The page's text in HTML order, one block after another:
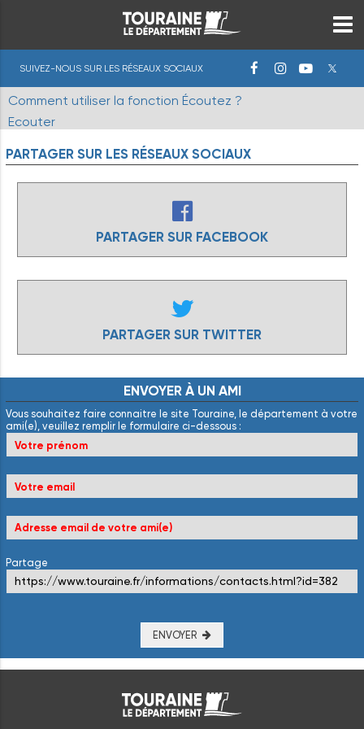
SUIVEZ-NOUS SUR LES RÉSEAUX SOCIAUX
Comment utiliser la fonction Écoutez ?
Ecouter
PARTAGER SUR LES RÉSEAUX SOCIAUX
PARTAGER SUR FACEBOOK
PARTAGER SUR TWITTER
ENVOYER À UN AMI
Vous souhaitez faire connaitre le site Touraine, le département à votre
ami(e), veuillez remplir le formulaire ci-dessous :
Partage
ENVOYER